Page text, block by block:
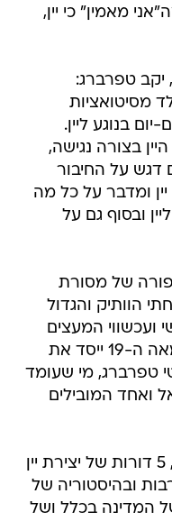
מאמין" כי יין,
יקב טפרברג:
מסיטואציות
בנוגע ליין.
בצורה נגישה,
דגש על החיבור
ומדבר על כל מה
ובסוף גם על
של מסורת
הוותיק והגדול
ועכשווי המעצים
מפגשים בין אנשים. באמצע המאה ה-19 ייסד את
טפרברג, מי שעומד
ואחד המובילים
סיפור הקמתו של יקב טפרברג, 5 דורות של יצירת יין
ובהיסטוריה של
המדינה בכלל ושל